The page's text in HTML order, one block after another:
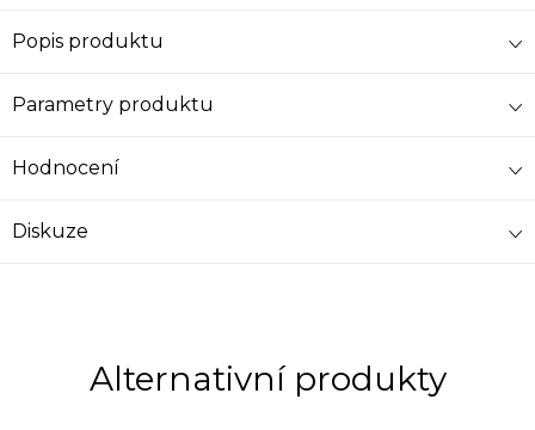
Popis produktu
Parametry produktu
Hodnocení
Diskuze